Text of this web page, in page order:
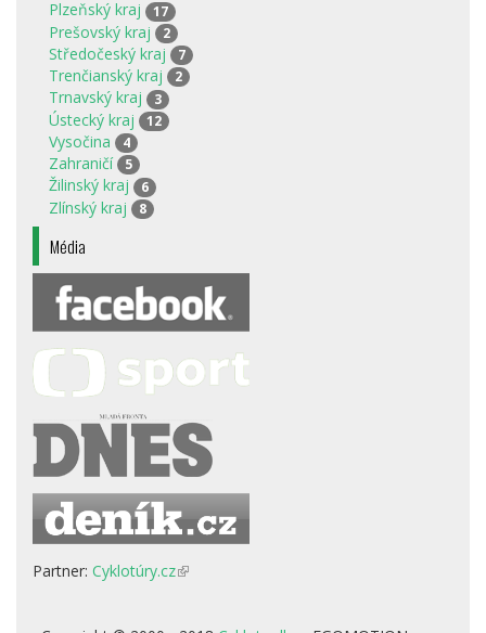
Plzeňský kraj 17
Prešovský kraj 2
Středočeský kraj 7
Trenčianský kraj 2
Trnavský kraj 3
Ústecký kraj 12
Vysočina 4
Zahraničí 5
Žilinský kraj 6
Zlínský kraj 8
Média
Partner: Cyklotúry.cz(odkaz